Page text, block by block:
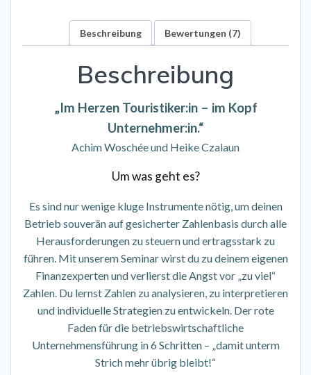
BWL
–
durch
die
Betriebswirtschaft“
Beschreibung Bewertungen (7)
Beschreibung
„Im Herzen Touristiker:in – im Kopf
Unternehmer:in.“
Achim Woschée und Heike Czalaun
Um was geht es?
Es sind nur wenige kluge Instrumente nötig, um deinen
Betrieb souverän auf gesicherter Zahlenbasis durch alle
Herausforderungen zu steuern und ertragsstark zu
führen. Mit unserem Seminar wirst du zu deinem eigenen
Finanzexperten und verlierst die Angst vor „zu viel“
Zahlen. Du lernst Zahlen zu analysieren, zu interpretieren
und individuelle Strategien zu entwickeln. Der rote
Faden für die betriebswirtschaftliche
Unternehmensführung in 6 Schritten – „damit unterm
Strich mehr übrig bleibt!“